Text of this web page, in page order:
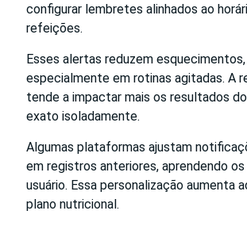
configurar lembretes alinhados ao
refeições.
Esses alertas reduzem esquecimentos,
especialmente em rotinas agitadas. A
tende a impactar mais os resultados
exato isoladamente.
Algumas plataformas ajustam
em registros anteriores, aprendendo
usuário. Essa personalização aumenta
plano nutricional.